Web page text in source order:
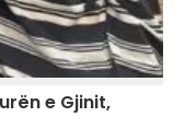
e Gjinit,